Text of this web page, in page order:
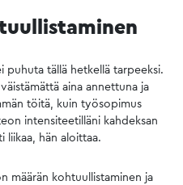
puhuta tällä hetkellä tarpeeksi.
aina annettuna ja
töitä, kuin työsopimus
intensiteetilläni kahdeksan
liikaa, hän aloittaa.
määrän kohtuullistaminen ja